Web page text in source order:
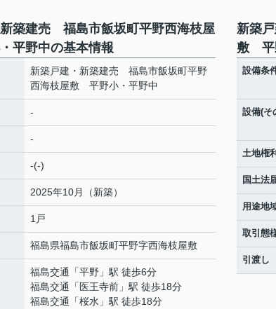
築建売 福島市飯坂町平野西海枝屋
平野中の基本情報
新築戸建・新築建売 福島市飯坂町平野
西海枝屋敷 平野小・平野中
-
-
-(-)
2025年10月（新築）
1戸
福島県福島市飯坂町平野字西海枝屋敷
福島交通 「平野 」駅 徒歩6分
福島交通
「 医王寺前 」駅 徒歩18分
福島交通
「桜水 」駅 徒歩18分
新築
敷 平
設備条
設備(そ
土地権利
国土法
用途地
取引態
引渡し